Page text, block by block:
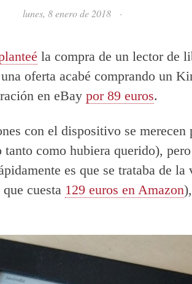
lunes, 8 enero de 2018 ·
la compra de un lector de
oferta acabé comprando un
en eBay por 89 euros.
con el dispositivo se merecen
como hubiera querido),
es que se trataba de la
cuesta 129 euros en Amazon